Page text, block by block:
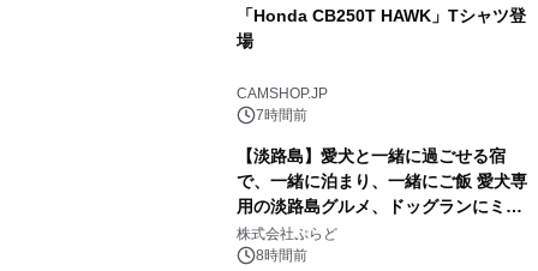
「Honda CB250T HAWK」Tシャツ登
場
CAMSHOP.JP
7時間前
【淡路島】愛犬と一緒に過ごせる宿
で、一緒に泊まり、一緒にご飯 愛犬専
用の淡路島グルメ、ドッグランにミニ
プール グランピングとトレーラーハウ
スの2施設で
株式会社ぷらど
8時間前